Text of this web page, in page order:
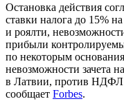
Остановка действия
ставки налога до 15%
и роялти,
прибыли
по некоторым
невозможности зачета
в Латвии, против НДФЛ
сообщает Forbes.